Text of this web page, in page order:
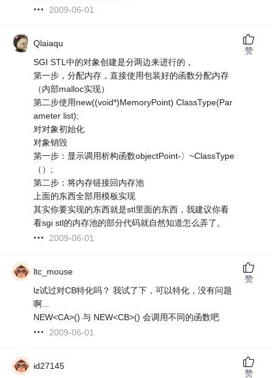
2009-06-01
Qlaiaqu
SGI STL中的对象创建是分两边来进行的，
第一步，分配内存，直接使用包装好的函数分配内存
（内部malloc实现）
第二步使用new((void*)MemoryPoint) ClassType(Par
ameter list);
对对象初始化
对象销毁
第一步：显示调用析构函数objectPoint-〉~ClassType
（）;
第二步：将内存链接回内存池
上面的东西全部用模板实现
其实你要实现的东西就是stl里面的东西，我建议你看
看sgi stl的内存池的部分代码就自然知道怎么弄了。
2009-06-01
赞
ltc_mouse
lz试过对CB特化吗？ 我试了下，可以特化，没有问题
啊...
NEW<CA>() 与 NEW<CB>() 会调用不同的函数吧
2009-06-01
赞
id27145
赞